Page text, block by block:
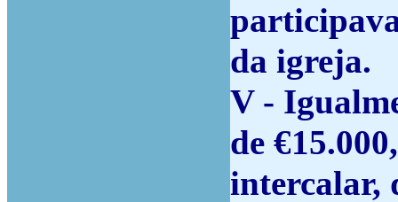
da igreja.
V -
de
intercalar,